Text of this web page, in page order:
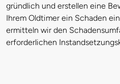
gründlich und erstellen eine
Ihrem Oldtimer ein Schaden
ermitteln wir den
erforderlichen